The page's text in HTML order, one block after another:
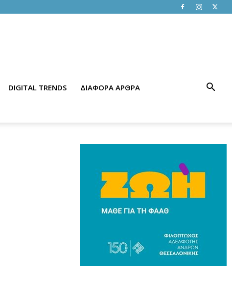
DIGITAL TRENDS ΔΙΑΦΟΡΑ ΑΡΘΡΑ